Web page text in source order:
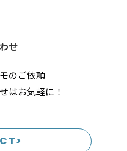
せ
のご依頼
はお気軽に！